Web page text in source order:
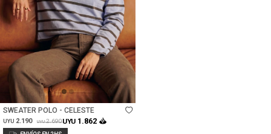
Talle
SWEATER POLO - CELESTE
UYU 2.190 UYU 2.690UYU 1.862